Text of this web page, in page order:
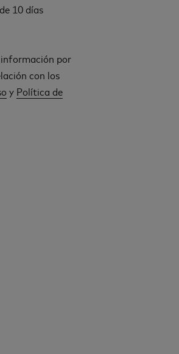
10 días
por
con los
y Política de